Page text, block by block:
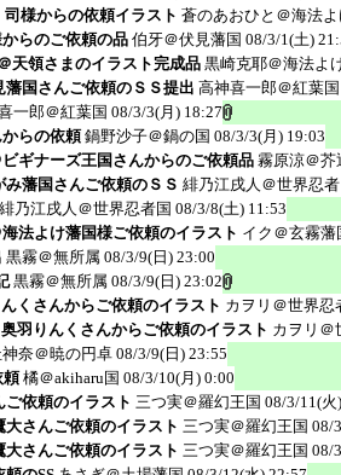
様からの依頼イラスト 蒼のあおひと＠海法
らのご依頼の品 伯牙＠伏見藩国 08/3/1(土)
天領さまのイラスト完成品 黒崎克耶＠海法よ
国さんご依頼のＳＳ提出 高神喜一郎＠紅葉国
一郎＠紅葉国 08/3/3(月) 18:27
らの依頼 鍋野沙子＠鍋の国 08/3/3(月) 19:03
ギナーズ王国さんからのご依頼品 霧原涼＠芥
み藩国さんご依頼のＳＳ 緋乃江戌人＠世界忍
緋乃江戌人＠世界忍者国 08/3/8(土) 11:53
法よけ藩国様ご依頼のイラスト イク＠玄霧藩
黒霧＠無所属 08/3/9(日) 23:00
黒霧＠無所属 08/3/9(日) 23:02
くさんからご依頼のイラスト カヲリ＠世界忍
羽りんくさんからご依頼のイラスト カヲリ＠
神奈＠暁の円卓 08/3/9(日) 23:55
頼 橘＠akiharu国 08/3/10(月) 0:00
ご依頼のイラスト 三つ実＠羅幻王国 08/3/11(火
大さんご依頼のイラスト 三つ実＠羅幻王国 08/
大さんご依頼のイラスト 三つ実＠羅幻王国 08/